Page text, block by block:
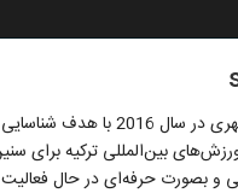
و بصورت حرفه‌ای در حال